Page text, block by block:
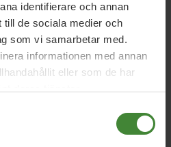
identifierare och annan
till de sociala medier och
som vi samarbetar med.
informationen med annan
eller som de har
och hjälp oss
vårt budskap